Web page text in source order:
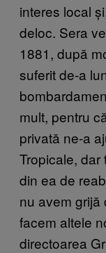
interes local
deloc. Sera
1881, după
suferit de-a
mult, pentru
privată ne-a
Tropicale, dar
din ea de
nu avem
facem altele
directoarea